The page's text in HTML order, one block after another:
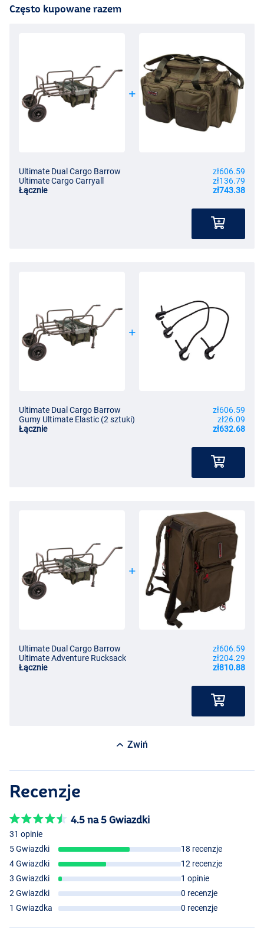
Często kupowane razem
Ultimate Dual Cargo Barrow
zł606.59
Ultimate Cargo Carryall
zł136.79
Łącznie
zł743.38
Ultimate Dual Cargo Barrow
zł606.59
Gumy Ultimate Elastic (2 sztuki)
zł26.09
Łącznie
zł632.68
Ultimate Dual Cargo Barrow
zł606.59
Ultimate Adventure Rucksack
zł204.29
Łącznie
zł810.88
Zwiń
Recenzje
4.5 na 5 Gwiazdki
31 opinie
5 Gwiazdki
18 recenzje
4 Gwiazdki
12 recenzje
3 Gwiazdki
1 opinie
2 Gwiazdki
0 recenzje
1 Gwiazdka
0 recenzje